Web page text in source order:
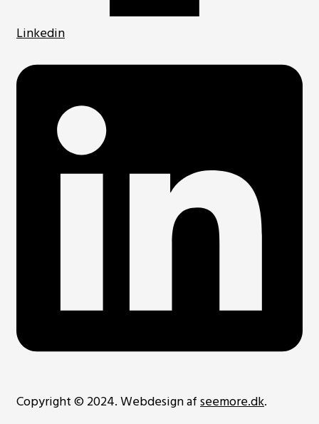
Linkedin
Copyright © 2024. Webdesign afseemore.dk.